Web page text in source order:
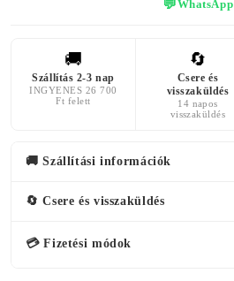
💬WhatsApp
🚚
Szállítás 2-3 nap
INGYENES 26 700
Ft felett
🔄
Csere és
visszaküldés
14 napos
visszaküldés
🚚 Szállítási információk
🔄 Csere és visszaküldés
💳 Fizetési módok